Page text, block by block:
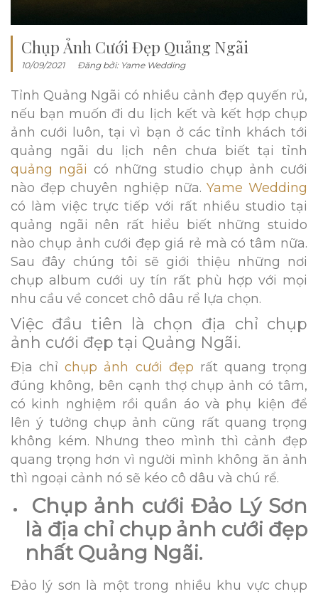
Chụp Ảnh Cưới Đẹp Quảng Ngãi
10/09/2021 Đăng bởi: Yame Wedding
Tỉnh Quảng Ngãi có nhiều cảnh đẹp quyến rủ,
nếu bạn muốn đi du lịch kết và kết hợp chụp
ảnh cưới luôn, tại vì bạn ở các tỉnh khách tới
quảng ngãi du lịch nên chưa biết tại tỉnh
quảng ngãi có những studio chụp ảnh cưới
nào đẹp chuyên nghiệp nữa.Yame Wedding
có làm việc trực tiếp với rất nhiều studio tại
quảng ngãi nên rất hiểu biết những stuido
nào chụp ảnh cưới đẹp giá rẻ mà có tâm nữa.
Sau đây chúng tôi sẽ giới thiệu những nơi
chụp album cưới uy tín rất phù hợp với mọi
nhu cầu về concet chô dâu rể lựa chọn.
Việc đầu tiên là chọn địa chỉ chụp
ảnh cưới đẹp tại Quảng Ngãi.
Địa chỉchụp ảnh cưới đẹp rất quang trọng
đúng không, bên cạnh thợ chụp ảnh có tâm,
có kinh nghiệm rồi quần áo và phụ kiện để
lên ý tưởng chụp ảnh cũng rất quang trọng
không kém. Nhưng theo mình thì cảnh đẹp
quang trọng hơn vì người mình không ăn ảnh
thì ngoại cảnh nó sẽ kéo cô dâu và chú rể.
Chụp ảnh cưới Đảo Lý Sơn
là địa chỉ chụp ảnh cưới đẹp
nhất Quảng Ngãi.
Đảo lý sơn là một trong nhiều khu vực chụp